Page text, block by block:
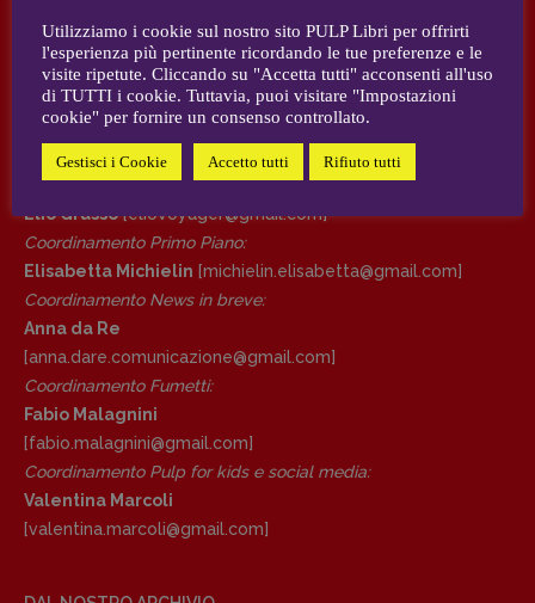
Vampirismi
Zong!
DIRETTRICE RESPONSABILE
Antonella Marrone
Walter Catalano Giuseppe Costigliola
Grasso , Fabio Malagnini,Valentina
Marcoli,Elisabetta Michielin
Spallina
CONTATTI
Case editrici e coordinamento
recensioni:
Elio Grasso[eliovoyager@gmail.com]
Coordinamento Primo Piano
Elisabetta Michielin
AUTORI e COLLABORATORI
CONTATTI
Case editrici e coordinamento recensioni:
Elio Grasso[eliovoyager@gmail.com]
Coordinamento Primo Piano:
Elisabetta Michielin [michielin.elisabetta@gmail.com]
Coordinamento News in breve:
Anna da Re
[anna.dare.comunicazione@gmail. com]
Coordinamento Fumetti:
Fabio Malagnini
[fabio.malagnini@gmail. com]
Coordinamento Pulp for kids e social media:
Valentina Marcoli
[valentina.marcoli@gmail. com]
Utilizziamo i cookie sul nostro sito PULP Libri per offrirti
l'esperienza più pertinente ricordando le tue preferenze e le
visite ripetute. Cliccando su "Accetta tutti" acconsenti all'uso
di TUTTI i cookie. Tuttavia, puoi visitare "Impostazioni
cookie" per fornire un consenso controllato.
Gestisci i Cookie Accetto tutti Rifiuto tutti